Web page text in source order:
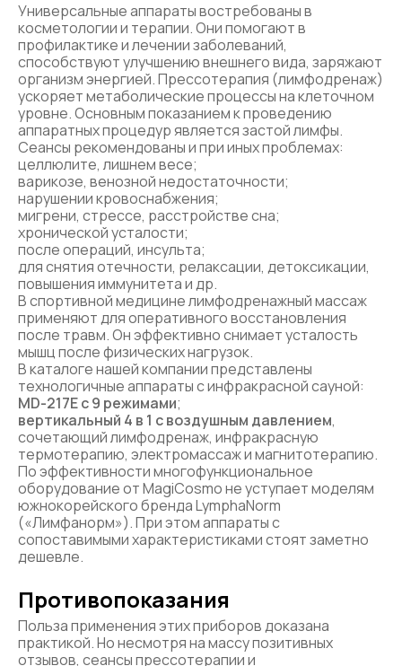
Универсальные аппараты востребованы в
косметологии и терапии. Они помогают в
профилактике и лечении заболеваний,
способствуют улучшению внешнего вида, заряжают
организм энергией. Прессотерапия (лимфодренаж)
ускоряет метаболические процессы на клеточном
уровне. Основным показанием к проведению
аппаратных процедур является застой лимфы.
Сеансы рекомендованы и при иных проблемах:
целлюлите, лишнем весе;
варикозе, венозной недостаточности;
нарушении кровоснабжения;
мигрени, стрессе, расстройстве сна;
хронической усталости;
после операций, инсульта;
для снятия отечности, релаксации, детоксикации,
повышения иммунитета и др.
В спортивной медицине лимфодренажный массаж
применяют для оперативного восстановления
после травм. Он эффективно снимает усталость
мышц после физических нагрузок.
В каталоге нашей компании представлены
технологичные аппараты с инфракрасной сауной:
MD-217E с 9 режимами;
вертикальный 4 в 1 с воздушным давлением,
сочетающий лимфодренаж, инфракрасную
термотерапию, электромассаж и магнитотерапию.
По эффективности многофункциональное
оборудование от MagiCosmo не уступает моделям
южнокорейского бренда LymphaNorm
(«Лимфанорм»). При этом аппараты с
сопоставимыми характеристиками стоят заметно
дешевле.
Противопоказания
Польза применения этих приборов доказана
практикой. Но несмотря на массу позитивных
отзывов, сеансы прессотерапии и